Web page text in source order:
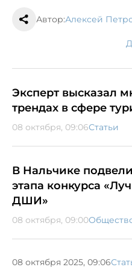
Автор:Алексей
Эксперт высказал
трендах в сфере
08 октября, 09:06Статьи
В Нальчике
этапа конкурса
ДШИ»
08 октября, 09:00
08 октября 2025, 09:06